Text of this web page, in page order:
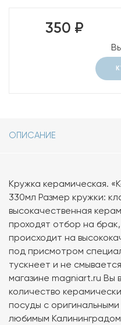
350 ₽
ОПИСАНИЕ
Кружка керамическая.
330мл Размер кружки:
высокачественная
проходят отбор на
происходит на
под присмотром
тускнеет и не
магазине magniart.ru Вы
количество
посуды с
любимым